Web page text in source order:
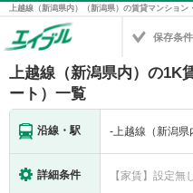
保存条件
上越線（新潟県内）の1K
ート）一覧
沿線・駅 -上越線（新潟県
詳細条件 【家賃】設定無